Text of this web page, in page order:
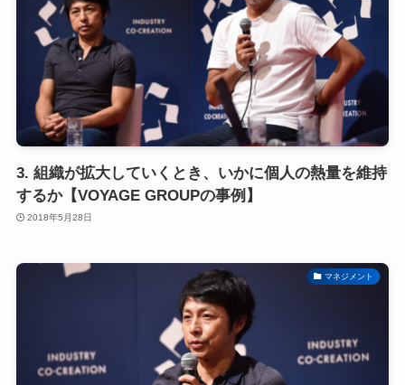
3. 組織が拡大していくとき、いかに個人の熱量を維持
するか【VOYAGE GROUPの事例】
2018年5月28日
マネジメント